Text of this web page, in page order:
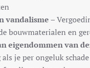
vandalisme –
bouwmaterialen en
eigendommen van
je per ongeluk